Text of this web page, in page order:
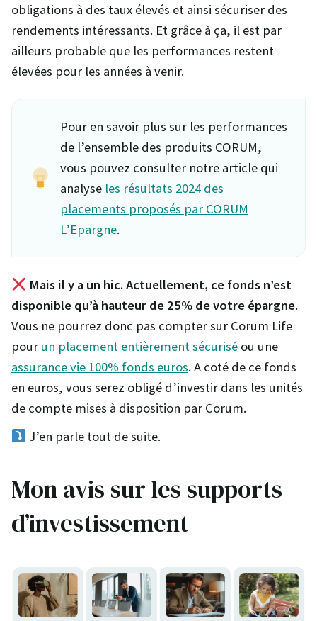
obligations à des taux élevés et ainsi sécuriser des
rendements intéressants. Et grâce à ça, il est par
ailleurs probable que les performances restent
élevées pour les années à venir.
Pour en savoir plus sur les performances
de l’ensemble des produits CORUM,
vous pouvez consulter notre article qui
analyse les résultats 2024 des
placements proposés par CORUM
L’Epargne.
Mais il y a un hic. Actuellement, ce fonds n’est
disponible qu’à hauteur de 25% de votre épargne.
Vous ne pourrez donc pas compter sur Corum Life
pour un placement entièrement sécurisé ou une
assurance vie 100% fonds euros. A coté de ce fonds
en euros, vous serez obligé d’investir dans les unités
de compte mises à disposition par Corum.
J’en parle tout de suite.
Mon avis sur les supports
d’investissement